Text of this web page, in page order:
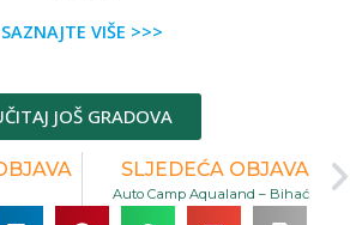
SAZNAJTE VIŠE >>>
JOŠ GRADOVA
SLJEDEĆA OBJAVA
Auto Camp Aqualand – Bihać